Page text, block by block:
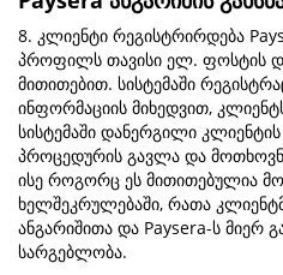
8. კლიენტი რეგისტრირდება
პროფილს თავისი ელ. ფოსტის
მითითებით. სისტემაში
ინფორმაციის მიხედვით,
სისტემაში დანერგილი
პროცედურის გავლა და
ისე როგორც ეს მითითებულია
ხელშეკრულებაში, რათა
ანგარიშითა და Paysera-ს მიერ
სარგებლობა.